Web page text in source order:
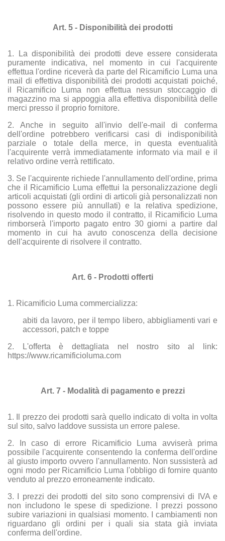
Art. 5 - Disponibilità dei prodotti
1. La disponibilità dei prodotti deve essere considerata
puramente indicativa, nel momento in cui l'acquirente
effettua l'ordine riceverà da parte del Ricamificio Luma una
mail di effettiva disponibilità dei prodotti acquistati poiché,
il Ricamificio Luma non effettua nessun stoccaggio di
magazzino ma si appoggia alla effettiva disponibilità delle
merci presso il proprio fornitore.
2. Anche in seguito all'invio dell'e-mail di conferma
dell'ordine potrebbero verificarsi casi di indisponibilità
parziale o totale della merce, in questa eventualità
l'acquirente verrà immediatamente informato via mail e il
relativo ordine verrà rettificato.
3. Se l'acquirente richiede l'annullamento dell'ordine, prima
che il Ricamificio Luma effettui la personalizzazione degli
articoli acquistati (gli ordini di articoli già personalizzati non
possono essere più annullati) e la relativa spedizione,
risolvendo in questo modo il contratto, il Ricamificio Luma
rimborserà l'importo pagato entro 30 giorni a partire dal
momento in cui ha avuto conoscenza della decisione
dell'acquirente di risolvere il contratto.
Art. 6 - Prodotti offerti
1. Ricamificio Luma commercializza:
abiti da lavoro, per il tempo libero, abbigliamenti vari e
accessori, patch e toppe
2. L'offerta è dettagliata nel nostro sito al link:
https://www.ricamificioluma.com
Art. 7 - Modalità di pagamento e prezzi
1. Il prezzo dei prodotti sarà quello indicato di volta in volta
sul sito, salvo laddove sussista un errore palese.
2. In caso di errore Ricamificio Luma avviserà prima
possibile l'acquirente consentendo la conferma dell'ordine
al giusto importo ovvero l'annullamento. Non sussisterà ad
ogni modo per Ricamificio Luma l'obbligo di fornire quanto
venduto al prezzo erroneamente indicato.
3. I prezzi dei prodotti del sito sono comprensivi di IVA e
non includono le spese di spedizione. I prezzi possono
subire variazioni in qualsiasi momento. I cambiamenti non
riguardano gli ordini per i quali sia stata già inviata
conferma dell'ordine.